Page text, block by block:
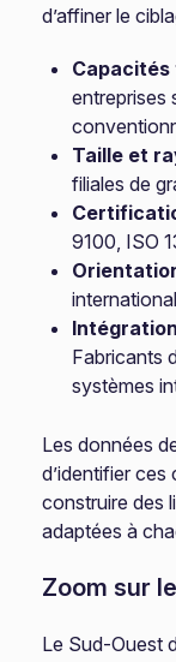
d’affiner le
entreprises
Taille et
filiales de
9100, ISO
Fabricants
systèmes
Les données
d’identifier
construire des
adaptées à
Zoom sur
Le Sud-Ouest